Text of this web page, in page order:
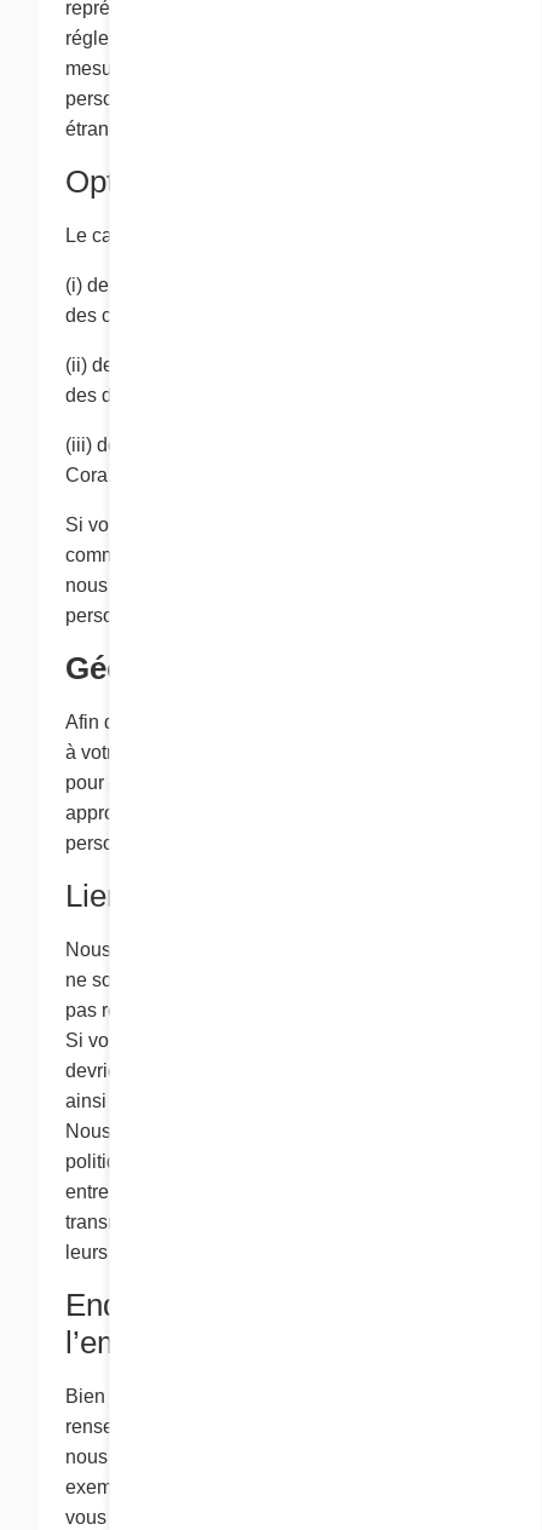
représentant les forces de l’ordre et de
réglementation de ce pays peuvent être en
mesure d’accéèder aux renseignements
personnels en faisant appel aux lois dudit pays
étranger.
Options d’exclusion
Le cas échéant, l’occasion vous est donnée:
(i) de vous exclure des listes de transmission
des communications de Cora,
(ii) de retirer vos renseignements personnels
des dossiers de Cora ou
(iii) de choisir de ne plus recevoir de services de
Cora.
Si vous choisissez de ne plus recevoir d’autres
communications, veuillez communiquer avec
nous en vous servant de l’information sur la
personne- ressource indiquée ci-dessous.
Géolocalisation ​
Afin d’adapter la langue de présentation du site
à votre région, votre adresse IP peut être utilisée
pour estimer votre emplacement géographique
approximatif (province ou pays). Aucune donnée
personnelle n’est conservée à cette fin.
Liens vers d’autres sites
Nous pouvons offrir des liens vers des sites qui
ne sont pas exploités par Cora et qui ne sont
pas régis par notre politique de confidentialité.
Si vous visitez l'un de ces sites externes, vous
devriez consulter sa politique de confidentialité
ainsi que les autres politiques qui le régissent.
Nous ne sommes pas responsables des
politiques et des pratiques des autres
entreprises, et tout renseignement que vous
transmettez à ces entreprises est assujetti à
leurs politiques de confidentialité.
Enquêtes préalables à
l’emploi
Bien que la loi ne s’applique pas aux
renseignements personnels de nos employés,
nous avons décidé d’adopter des « pratiques
exemplaires » en matière de confidentialité. Si
vous posez votre candidature chez Cora, nous